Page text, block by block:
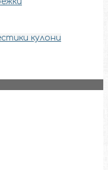
кулони